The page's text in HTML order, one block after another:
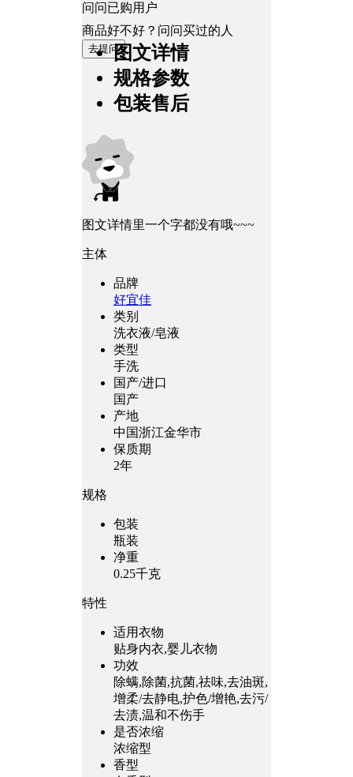
问问已购用户
商品好不好？问问买过的人
去提问图文详情
规格参数
包装售后
图文详情里一个字都没有哦~~~
主体
品牌
好宜佳
类别
洗衣液/皂液
类型
手洗
国产/进口
国产
产地
中国浙江金华市
保质期
2年
规格
包装
瓶装
净重
0.25千克
特性
适用衣物
贴身内衣,婴儿衣物
功效
除螨,除菌,抗菌,祛味,去油斑,
增柔/去静电,护色/增艳,去污/
去渍,温和不伤手
是否浓缩
浓缩型
香型